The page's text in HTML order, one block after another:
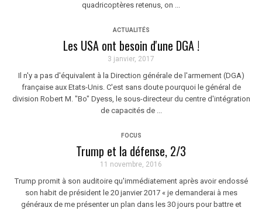
quadricoptères retenus, on ...
ACTUALITÉS
Les USA ont besoin d'une DGA !
3 janvier, 2017
Il n'y a pas d'équivalent à la Direction générale de l'armement (DGA)
française aux Etats-Unis. C'est sans doute pourquoi le général de
division Robert M. "Bo" Dyess, le sous-directeur du centre d'intégration
de capacités de ...
FOCUS
Trump et la défense, 2/3
11 novembre, 2016
Trump promit à son auditoire qu'immédiatement après avoir endossé
son habit de président le 20 janvier 2017 « je demanderai à mes
généraux de me présenter un plan dans les 30 jours pour battre et